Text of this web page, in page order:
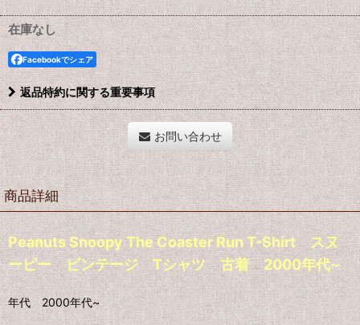
在庫なし
Facebookでシェア
返品特約に関する重要事項
お問い合わせ
商品詳細
Peanuts Snoopy The Coaster Run T-Shirt スヌ
ーピー ビンテージ Tシャツ 古着 2000年代~
年代 2000年代~